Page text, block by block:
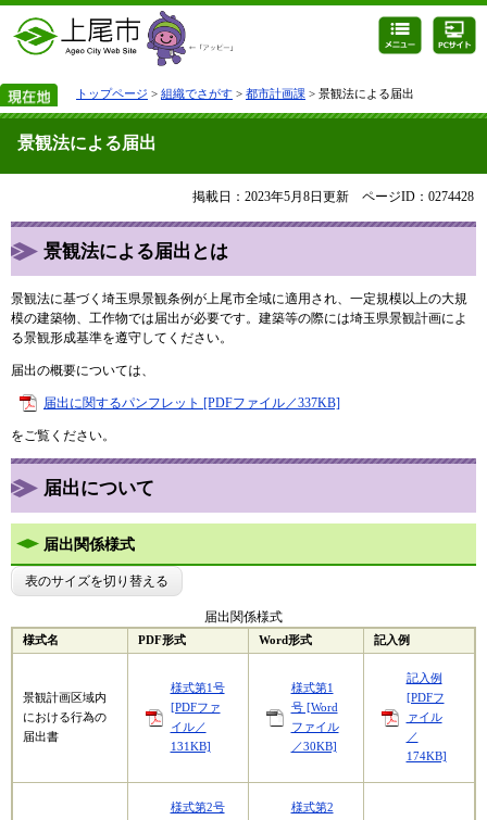
トップページ > 組織でさがす > 都市計画課 > 景観法による届出
景観法による届出
掲載日：2023年5月8日更新 ページID：0274428
景観法による届出とは
景観法に基づく埼玉県景観条例が上尾市全域に適用され、一定規模以上の大規
模の建築物、工作物では届出が必要です。建築等の際には埼玉県景観計画によ
る景観形成基準を遵守してください。
届出の概要については、
届出に関するパンフレット [PDFファイル／337KB]
をご覧ください。
届出について
届出関係様式
表のサイズを切り替える
届出関係様式
様式名 PDF形式 Word形式 記入例
景観計画区域内
における行為の
届出書
様式第1号
[PDFファ
イル／
131KB]
様式第1
号 [Word
ファイル
／30KB]
記入例
[PDFフ
ァイル
／
174KB]
様式第2号
様式第2